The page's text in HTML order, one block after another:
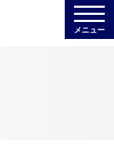
メニュー